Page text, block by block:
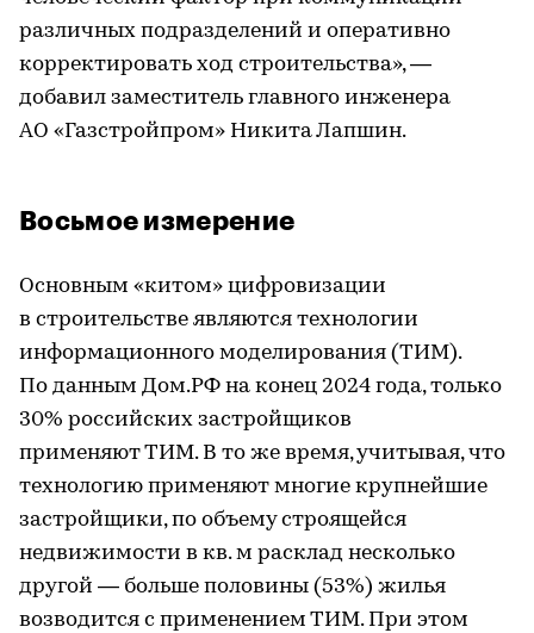
различных подразделений и оперативно
корректировать ход строительства», —
добавил заместитель главного инженера
АО «Газстройпром» Никита Лапшин.
Восьмое измерение
Основным «китом» цифровизации
в строительстве являются технологии
информационного моделирования (ТИМ).
По данным Дом.РФ на конец 2024 года, только
30% российских застройщиков
применяют ТИМ. В то же время, учитывая, что
технологию применяют многие крупнейшие
застройщики, по объему строящейся
недвижимости в кв. м расклад несколько
другой — больше половины (53%) жилья
возводится с применением ТИМ. При этом